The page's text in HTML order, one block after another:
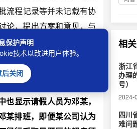
流程记录等并未记载有协
论，提出方案和意见，与
而言，用人单位对劳动者
等因素相当，用人单位
责要求，综合考量劳动
中邓某系因身体疾病入
显示请假人员为邓某，
某排班，即便某公司认为
相
浙江
办理
号）
2024-
四川
难问
保护声明
技术以改进用户体验。
后关闭